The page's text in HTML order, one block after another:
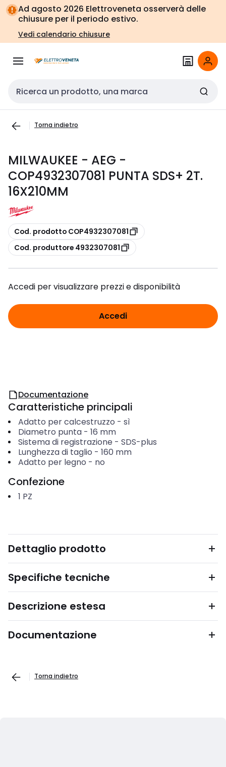
Vai alla
navigazione
Vai
alla
pagina
Ad agosto 2026 Elettroveneta osserverà delle
chiusure per il periodo estivo.
Vedi calendario chiusure
Cerca input
Torna indietro
MILWAUKEE - AEG -
COP4932307081 PUNTA SDS+ 2T.
16X210MM
copia
Cod. prodotto COP4932307081
copia
Cod. produttore 4932307081
Accedi per visualizzare prezzi e disponibilità
Accedi
Documentazione
Caratteristiche principali
Adatto per calcestruzzo - sì
Diametro punta- 16 mm
Sistema di registrazione - SDS-plus
Lunghezza di taglio - 160 mm
Adatto per legno - no
Confezione
1 PZ
Dettaglio prodotto
Specifiche tecniche
Descrizione estesa
Documentazione
Torna indietro